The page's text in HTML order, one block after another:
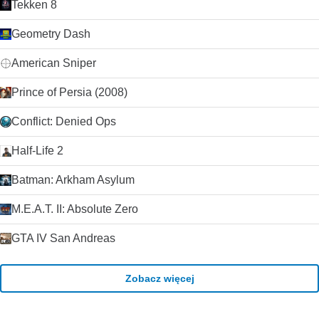
Tekken 8
Geometry Dash
American Sniper
Prince of Persia (2008)
Conflict: Denied Ops
Half-Life 2
Batman: Arkham Asylum
M.E.A.T. II: Absolute Zero
GTA IV San Andreas
Zobacz więcej